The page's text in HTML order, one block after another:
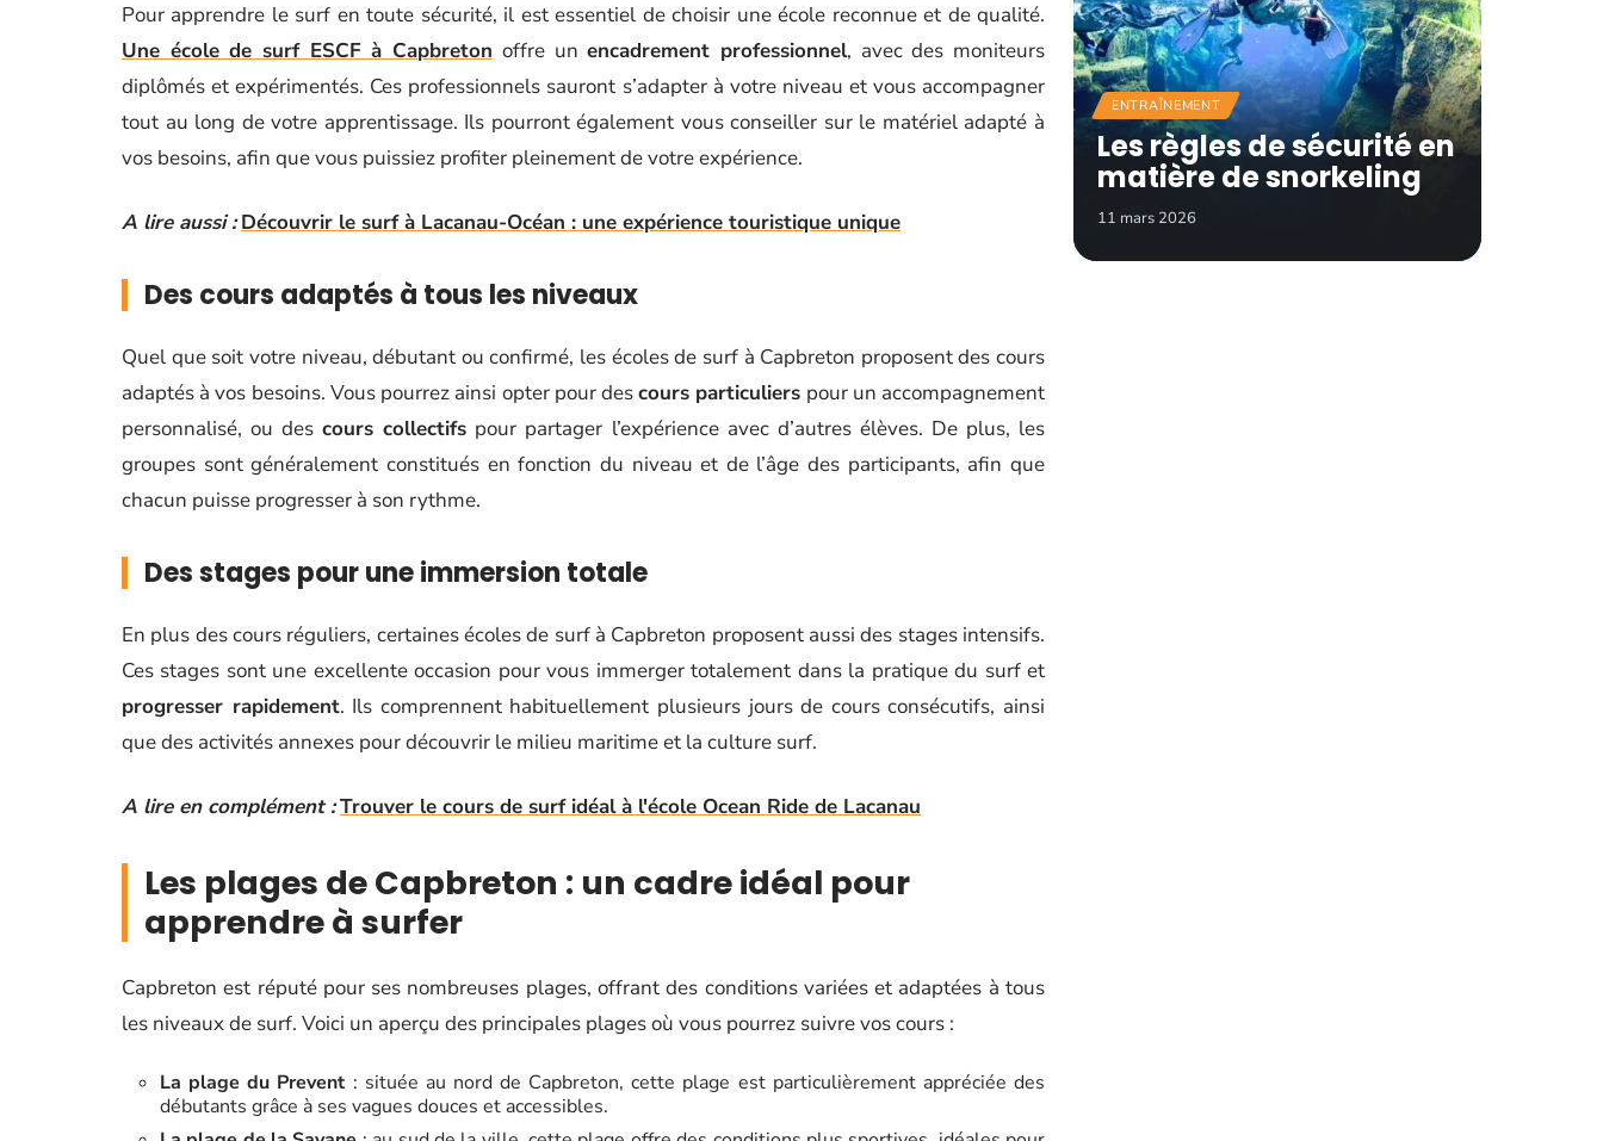
Pour apprendre le surf en toute sécurité, il est essentiel de choisir une école reconnue et de qualité.
Une école de surf ESCF à Capbreton offre unencadrement professionnel, avec des moniteurs
diplômés et expérimentés. Ces professionnels sauront s’adapter à votre niveau et vous accompagner
tout au long de votre apprentissage. Ils pourront également vous conseiller sur le matériel adapté à
vos besoins, afin que vous puissiez profiter pleinement de votre expérience.
A lire aussi : Découvrir le surf à Lacanau-Océan : une expérience touristique unique
Des cours adaptés à tous les niveaux
Quel que soit votre niveau, débutant ou confirmé, les écoles de surf à Capbreton proposent des cours
adaptés à vos besoins. Vous pourrez ainsi opter pour descours particuliers pour un accompagnement
personnalisé, ou descours collectifs pour partager l’expérience avec d’autres élèves. De plus, les
groupes sont généralement constitués en fonction du niveau et de l’âge des participants, afin que
chacun puisse progresser à son rythme.
Des stages pour une immersion totale
En plus des cours réguliers, certaines écoles de surf à Capbreton proposent aussi des stages intensifs.
Ces stages sont une excellente occasion pour vous immerger totalement dans la pratique du surf et
progresser rapidement. Ils comprennent habituellement plusieurs jours de cours consécutifs, ainsi
que des activités annexes pour découvrir le milieu maritime et la culture surf.
A lire en complément :Trouver le cours de surf idéal à l'école Ocean Ride de Lacanau
Les plages de Capbreton : un cadre idéal pour
apprendre à surfer
Capbreton est réputé pour ses nombreuses plages, offrant des conditions variées et adaptées à tous
les niveaux de surf. Voici un aperçu des principales plages où vous pourrez suivre vos cours :
La plage du Prevent : située au nord de Capbreton, cette plage est particulièrement appréciée des
débutants grâce à ses vagues douces et accessibles.
ENTRAÎNEMENT
Les règles de sécurité en
matière de snorkeling
11 mars 2026